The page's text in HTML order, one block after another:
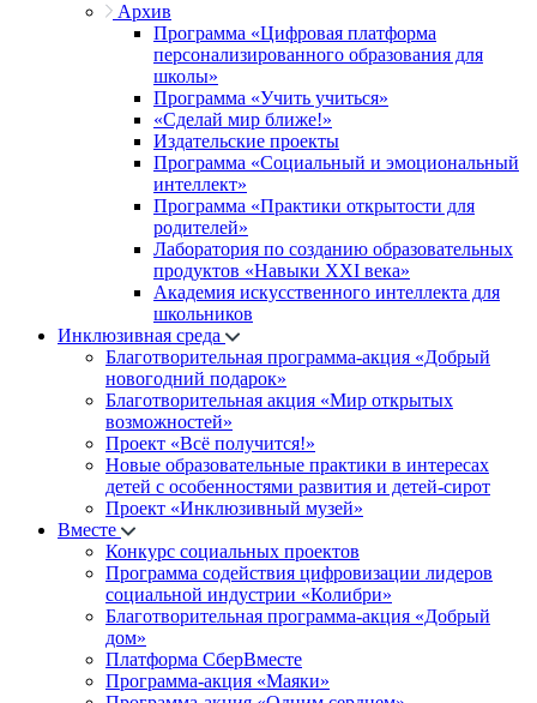
Архив
Программа «Цифровая платформа
персонализированного образования для
школы»
Программа «Учить учиться»
«Сделай мир ближе!»
Издательские проекты
Программа «Социальный и эмоциональный
интеллект»
Программа «Практики открытости для
родителей»
Лаборатория по созданию образовательных
продуктов «Навыки XXI века»
Академия искусственного интеллекта для
школьников
Инклюзивная среда
Благотворительная программа-акция «Добрый
новогодний подарок»
Благотворительная акция «Мир открытых
возможностей»
Проект «Всё получится!»
Новые образовательные практики в интересах
детей с особенностями развития и детей-сирот
Проект «Инклюзивный музей»
Вместе
Конкурс социальных проектов
Программа содействия цифровизации лидеров
социальной индустрии «Колибри»
Благотворительная программа-акция «Добрый
дом»
Платформа СберВместе
Программа-акция «Маяки»